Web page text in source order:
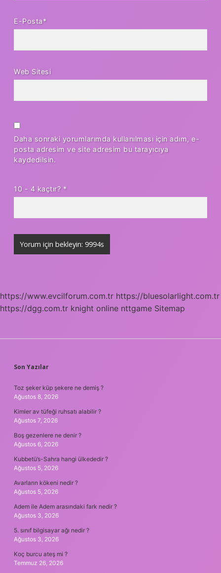
E-Posta*
Web Sitesi
Daha sonraki yorumlarımda kullanılması için adım, e-
posta adresim ve site adresim bu tarayıcıya
kaydedilsin.
10 - 4 kaçtır? *
https://www.evcilforum.com.tr https://bluesolarlight.com.tr
https://dgg.com.tr knight online nttgame Sitemap
SIDEBAR
Son Yazılar
Toz şeker küp şekere ne demiş ?
Ağustos 8, 2026
Kimler av tüfeği ruhsatı alabilir ?
Ağustos 7, 2026
Boş gezenlere ne denir ?
Ağustos 6, 2026
Kubbetü’s-Sahra hangi ülkededir ?
Ağustos 5, 2026
Avarların kökeni nedir ?
Ağustos 5, 2026
Adem ile Adem arasındaki fark nedir ?
Ağustos 3, 2026
5. sınıf bilgisayar ağı nedir ?
Ağustos 3, 2026
Koç burcu ateş mi ?
Temmuz 26, 2026